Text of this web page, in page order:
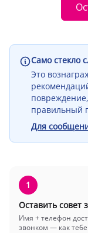
Само стекло
Это
правильный
Для
1
Оставить совет
Имя + телефон
звонком — как